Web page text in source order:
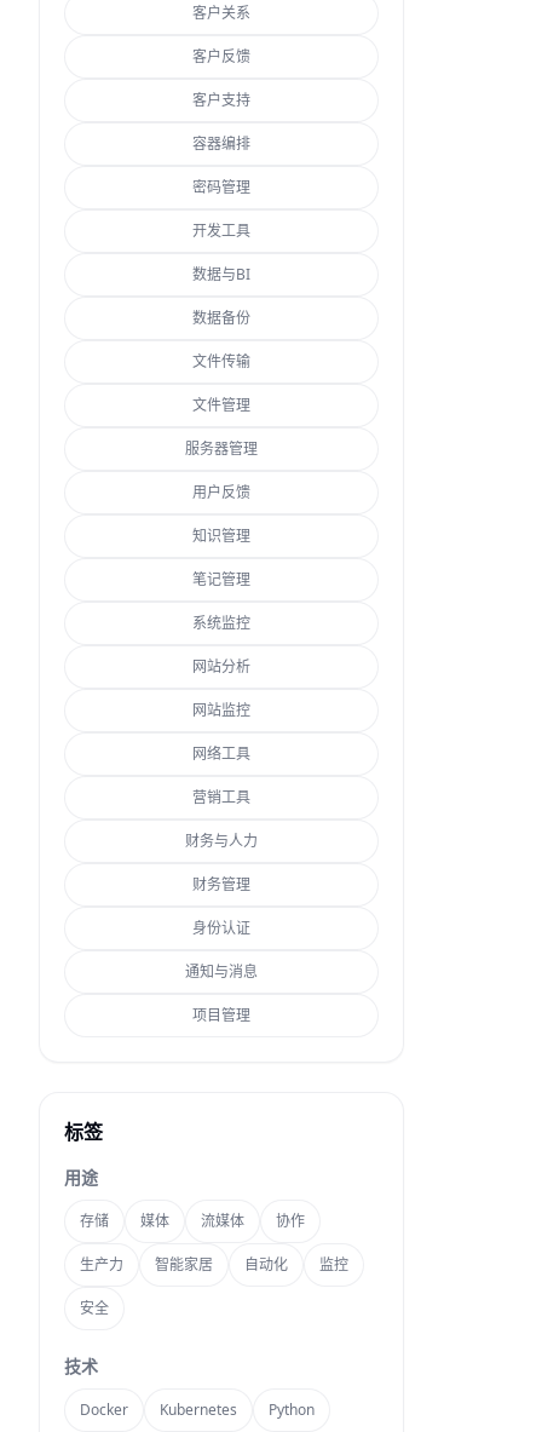
客户关系
客户反馈
客户支持
容器编排
密码管理
开发工具
数据与BI
数据备份
文件传输
文件管理
服务器管理
用户反馈
知识管理
笔记管理
系统监控
网站分析
网站监控
网络工具
营销工具
财务与人力
财务管理
身份认证
通知与消息
项目管理
标签
用途
存储 媒体 流媒体 协作
生产力 智能家居 自动化 监控
安全
技术
Docker Kubernetes Python